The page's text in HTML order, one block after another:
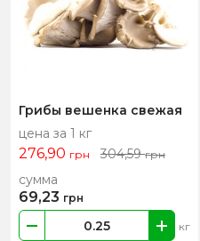
Грибы вешенка свежая
цена за 1 кг
276,90 грн 304,59грн
кг
сумма
69,23 грн